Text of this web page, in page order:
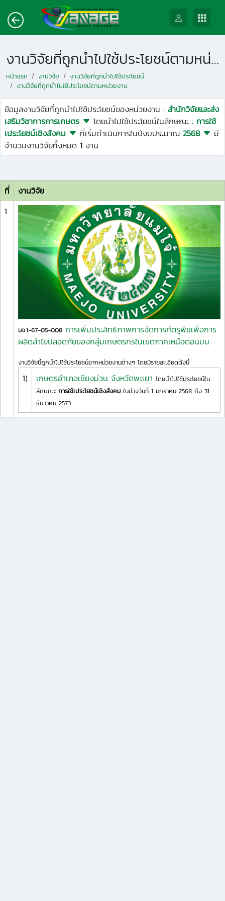
งานวิจัยที่ถูกนำไปใช้ประโยชน์ตามหน่วยงาน
หน้าแรก งานวิจัย
งานวิจัยที่ถูกนำไปใช้ประโยชน์
งานวิจัยที่ถูกนำไปใช้ประโยชน์ตามหน่วยงาน
ข้อมูลงานวิจัยที่ถูกนำไปใช้ประโยชน์ของหน่วยงาน : สำนักวิจัยและส่ง
เสริมวิชาการการเกษตร
โดยนำไปใช้ประโยชน์ในลักษณะ : การใช้
เประโยชน์เชิงสังคม
ที่เริ่มดำเนินการในปีงบประมาณ 2568
มี
จำนวนงานวิจัยทั้งหมด 1 งาน
ที่
งานวิจัย
1
มจ.1-67-05-008 การเพิ่มประสิทธิภาพการจัดการศัตรูพืชเพื่อการ
ผลิตลำไยปลอดภัยของกลุ่มเกษตรกรในเขตภาคเหนือตอนบน
งานวิจัยนี้ถูกนำไปใช้ประโยชน์จากหน่วยงานต่างๆ โดยมีรายละเอียดดังนี้
1) เกษตรอำเภอเชียงม่วน จังหวัดพะเยา โดยนำไปใช้ประโยชน์ใน
ลักษณะ การใช้เประโยชน์เชิงสังคม ในช่วงวันที่ 1 มกราคม 2568 ถึง 31
ธันวาคม 2573